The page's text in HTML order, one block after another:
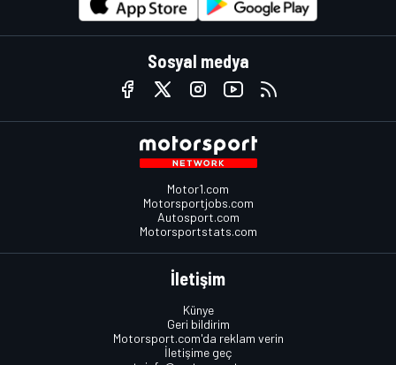
Sosyal medya
Motor1.com
Motorsportjobs.com
Autosport.com
Motorsportstats.com
İletişim
Künye
Geri bildirim
Motorsport.com'da reklam verin
İletişime geç